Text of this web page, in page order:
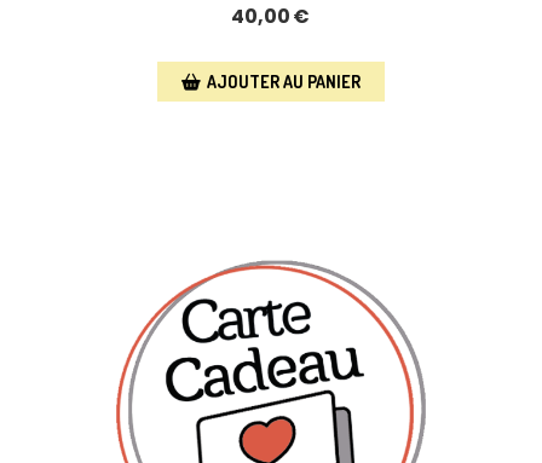
40,00€
AJOUTER AU PANIER